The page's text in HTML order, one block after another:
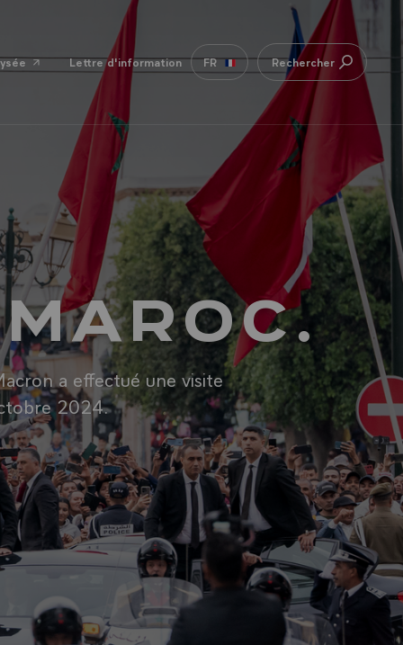
Lettre d'information FR Rechercher
a effectué une visite
2024.